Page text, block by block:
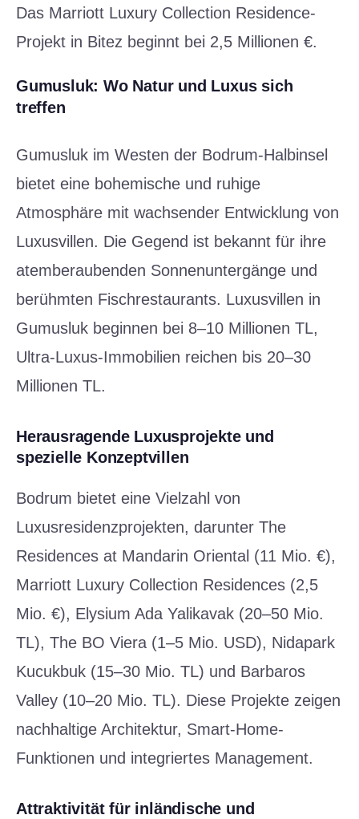
Das Marriott Luxury Collection Residence-
Projekt in Bitez beginnt bei 2,5 Millionen €.
Gumusluk: Wo Natur und Luxus sich
treffen
Gumusluk im Westen der Bodrum-Halbinsel
bietet eine bohemische und ruhige
Atmosphäre mit wachsender Entwicklung von
Luxusvillen. Die Gegend ist bekannt für ihre
atemberaubenden Sonnenuntergänge und
berühmten Fischrestaurants. Luxusvillen in
Gumusluk beginnen bei 8–10 Millionen TL,
Ultra-Luxus-Immobilien reichen bis 20–30
Millionen TL.
Herausragende Luxusprojekte und
spezielle Konzeptvillen
Bodrum bietet eine Vielzahl von
Luxusresidenzprojekten, darunter The
Residences at Mandarin Oriental (11 Mio. €),
Marriott Luxury Collection Residences (2,5
Mio. €), Elysium Ada Yalikavak (20–50 Mio.
TL), The BO Viera (1–5 Mio. USD), Nidapark
Kucukbuk (15–30 Mio. TL) und Barbaros
Valley (10–20 Mio. TL). Diese Projekte zeigen
nachhaltige Architektur, Smart-Home-
Funktionen und integriertes Management.
Attraktivität für inländische und